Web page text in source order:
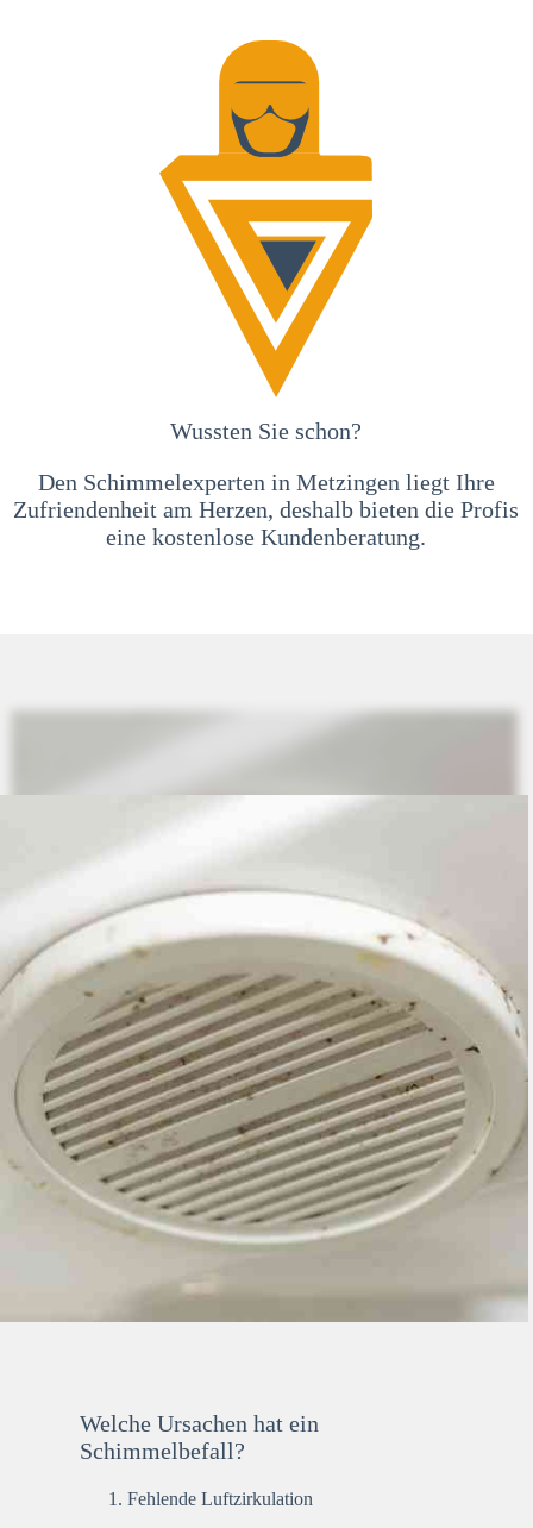
Wussten Sie schon?
Den Schimmelexperten in Metzingen liegt Ihre
Zufriendenheit am Herzen, deshalb bieten die Profis
eine kostenlose Kundenberatung.
Welche Ursachen hat ein
Schimmelbefall?
Fehlende Luftzirkulation